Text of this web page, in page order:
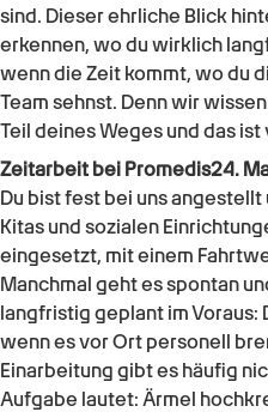
sind. Dieser ehrliche Blick
erkennen, wo du wirklich
wenn die Zeit kommt, wo du
Team sehnst. Denn wir
Teil deines Weges und das
Zeitarbeit bei Promedis24.
Du bist fest bei uns
Kitas und sozialen
eingesetzt, mit einem
Manchmal geht es spontan
langfristig geplant im Voraus:
wenn es vor Ort personell
Einarbeitung gibt es häufig
Aufgabe lautet: Ärmel